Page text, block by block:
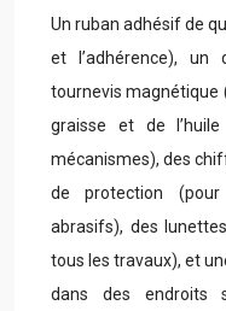
Un ruban adhésif de
et l’adhérence), un
tournevis magnétique
graisse et de
mécanismes), des
de protection
abrasifs), des
tous les travaux), et
dans des endroits